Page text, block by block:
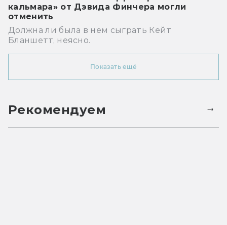
кальмара» от Дэвида Финчера могли
отменить
Должна ли была в нем сыграть Кейт
Бланшетт, неясно.
Показать ещё
Рекомендуем